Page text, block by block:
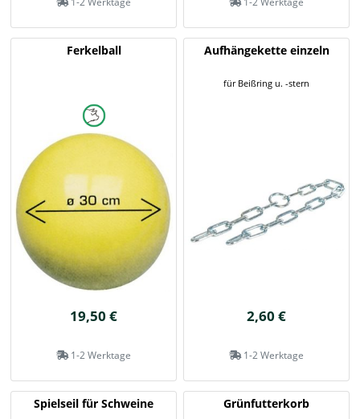
Ferkelball
19,50 €
1-2 Werktage
Aufhängekette einzeln
für Beißring u. -stern
2,60 €
1-2 Werktage
Spielseil für Schweine Grünfutterkorb